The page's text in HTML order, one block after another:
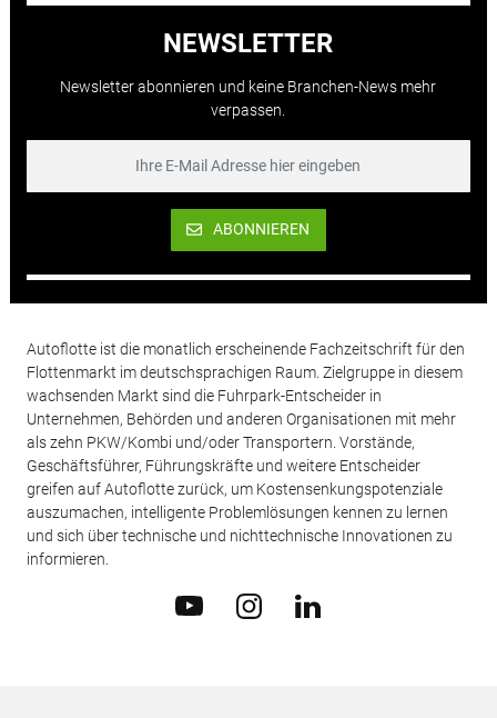
NEWSLETTER
Newsletter abonnieren und keine Branchen-News mehr
verpassen.
ABONNIEREN
Autoflotte ist die monatlich erscheinende Fachzeitschrift für den
Flottenmarkt im deutschsprachigen Raum. Zielgruppe in diesem
wachsenden Markt sind die Fuhrpark-Entscheider in
Unternehmen, Behörden und anderen Organisationen mit mehr
als zehn PKW/Kombi und/oder Transportern. Vorstände,
Geschäftsführer, Führungskräfte und weitere Entscheider
greifen auf Autoflotte zurück, um Kostensenkungspotenziale
auszumachen, intelligente Problemlösungen kennen zu lernen
und sich über technische und nichttechnische Innovationen zu
informieren.